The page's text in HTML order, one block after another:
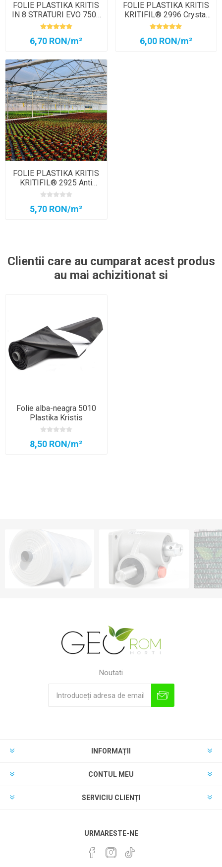
FOLIE PLASTIKA KRITIS
IN 8 STRATURI EVO 7504
AC, CRYSTAL CLEAR
6,70 RON/m²
FOLIE PLASTIKA KRITIS
KRITIFIL®️ 2996 Crystal
Clear
6,00 RON/m²
FOLIE PLASTIKA KRITIS
KRITIFIL® 2925 Anti
Picurare
5,70 RON/m²
Clientii care au cumparat acest produs
au mai achizitionat si
Folie alba-neagra 5010
Plastika Kristis
8,50 RON/m²
Noutati
INFORMAȚII
CONTUL MEU
SERVICIU CLIENȚI
URMARESTE-NE